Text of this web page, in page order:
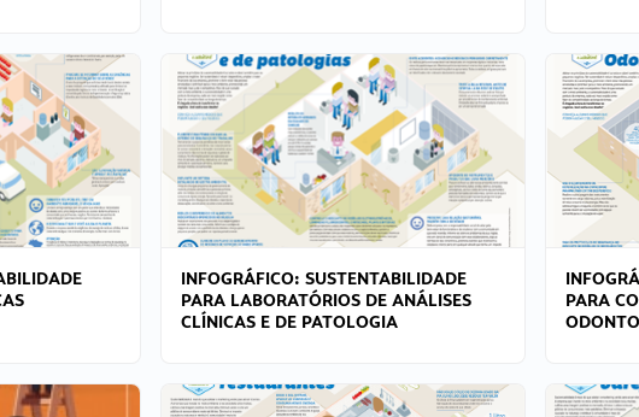
INFOGRÁFICO: SUSTENTABILIDADE
PARA LABORATÓRIOS DE ANÁLISES
CLÍNICAS E DE PATOLOGIA
PARA